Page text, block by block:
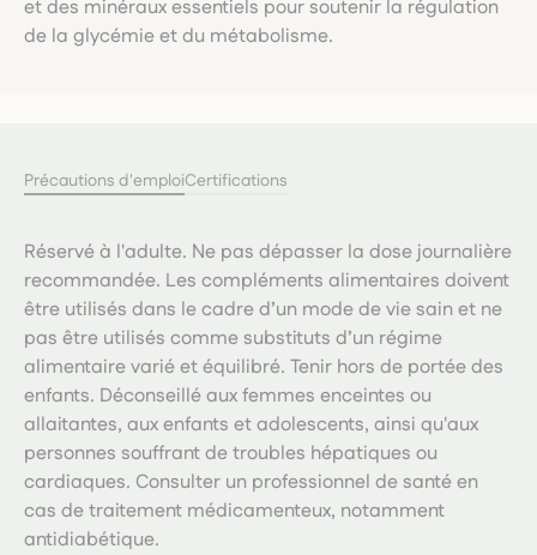
et des minéraux essentiels pour soutenir la régulation
de la glycémie et du métabolisme.
Précautions d'emploiCertifications
Réservé à l'adulte. Ne pas dépasser la dose journalière
recommandée. Les compléments alimentaires doivent
être utilisés dans le cadre d’un mode de vie sain et ne
pas être utilisés comme substituts d’un régime
alimentaire varié et équilibré. Tenir hors de portée des
enfants. Déconseillé aux femmes enceintes ou
allaitantes, aux enfants et adolescents, ainsi qu'aux
personnes souffrant de troubles hépatiques ou
cardiaques. Consulter un professionnel de santé en
cas de traitement médicamenteux, notamment
antidiabétique.